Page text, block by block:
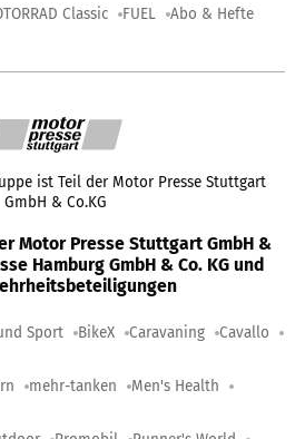
Classic FUEL Abo & Hefte
ist Teil der Motor Presse Stuttgart
GmbH & Co.KG
Motor Presse Stuttgart GmbH &
Hamburg GmbH & Co. KG und
Sport BikeX Caravaning Cavallo
mehr-tanken Men's Health